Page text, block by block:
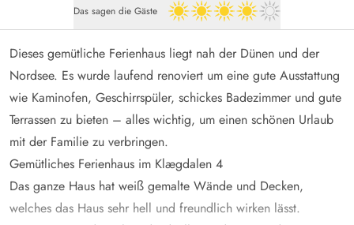
Das sagen die Gäste 4 von 5
Dieses gemütliche Ferienhaus liegt nah der Dünen und der
Nordsee. Es wurde laufend renoviert um eine gute Ausstattung
wie Kaminofen, Geschirrspüler, schickes Badezimmer und gute
Terrassen zu bieten – alles wichtig, um einen schönen Urlaub
mit der Familie zu verbringen.
Gemütliches Ferienhaus im Klægdalen 4
Das ganze Haus hat weiß gemalte Wände und Decken,
welches das Haus sehr hell und freundlich wirken lässt.